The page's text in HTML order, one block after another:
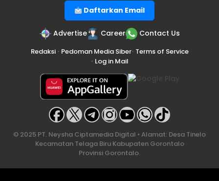
Daftarkan Email
Advertise Career Contact Us
Redaksi• Pedoman Media Siber• Terms of Service
• Log in Mail
© 2025 PT. Neysha Ciptamedia Digital • Alamat: Desa Tinelo
Kecamatan Telaga Biru Kabupaten Gorontalo
Provinsi Gorontalo.